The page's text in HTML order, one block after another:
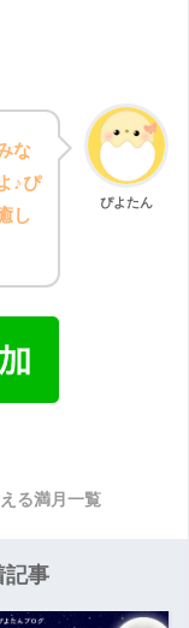
ぴよたん
な
♪ぴ
し
る満月一覧
記事